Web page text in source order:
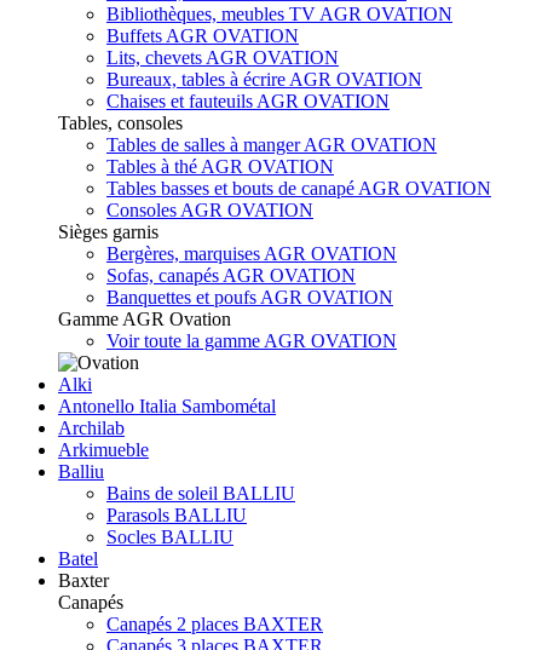
Bibliothèques, meubles TV AGR OVATION
Buffets AGR OVATION
Lits, chevets AGR OVATION
Bureaux, tables à écrire AGR OVATION
Chaises et fauteuils AGR OVATION
Tables, consoles
Tables de salles à manger AGR OVATION
Tables à thé AGR OVATION
Tables basses et bouts de canapé AGR OVATION
Consoles AGR OVATION
Sièges garnis
Bergères, marquises AGR OVATION
Sofas, canapés AGR OVATION
Banquettes et poufs AGR OVATION
Gamme AGR Ovation
Voir toute la gamme AGR OVATION
Alki
Antonello Italia Sambométal
Archilab
Arkimueble
Balliu
Bains de soleil BALLIU
Parasols BALLIU
Socles BALLIU
Batel
Baxter
Canapés
Canapés 2 places BAXTER
Canapés 3 places BAXTER